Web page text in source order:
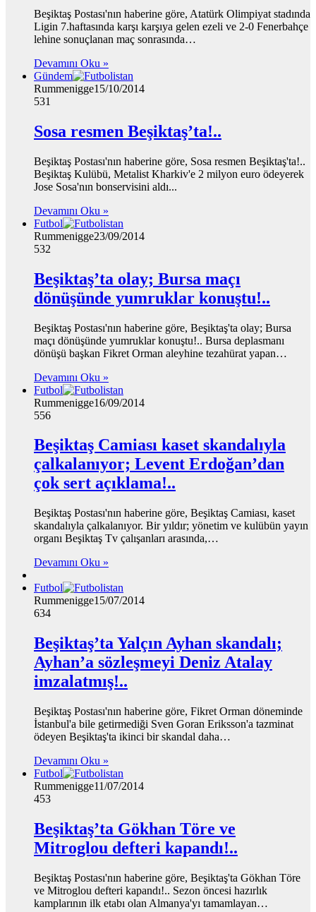
Beşiktaş Postası'nın haberine göre, Atatürk Olimpiyat stadında
Ligin 7.haftasında karşı karşıya gelen ezeli ve 2-0 Fenerbahçe
lehine sonuçlanan maç sonrasında…
Devamını Oku »
Gündem
Rummenigge15/10/2014
531
Sosa resmen Beşiktaş’ta!..
Beşiktaş Postası'nın haberine göre, Sosa resmen Beşiktaş'ta!..
Beşiktaş Kulübü, Metalist Kharkiv'e 2 milyon euro ödeyerek
Jose Sosa'nın bonservisini aldı...
Devamını Oku »
Futbol
Rummenigge23/09/2014
532
Beşiktaş’ta olay; Bursa maçı
dönüşünde yumruklar konuştu!..
Beşiktaş Postası'nın haberine göre, Beşiktaş'ta olay; Bursa
maçı dönüşünde yumruklar konuştu!.. Bursa deplasmanı
dönüşü başkan Fikret Orman aleyhine tezahürat yapan…
Devamını Oku »
Futbol
Rummenigge16/09/2014
556
Beşiktaş Camiası kaset skandalıyla
çalkalanıyor; Levent Erdoğan’dan
çok sert açıklama!..
Beşiktaş Postası'nın haberine göre, Beşiktaş Camiası, kaset
skandalıyla çalkalanıyor. Bir yıldır; yönetim ve kulübün yayın
organı Beşiktaş Tv çalışanları arasında,…
Devamını Oku »
Futbol
Rummenigge15/07/2014
634
Beşiktaş’ta Yalçın Ayhan skandalı;
Ayhan’a sözleşmeyi Deniz Atalay
imzalatmış!..
Beşiktaş Postası'nın haberine göre, Fikret Orman döneminde
İstanbul'a bile getirmediği Sven Goran Eriksson'a tazminat
ödeyen Beşiktaş'ta ikinci bir skandal daha…
Devamını Oku »
Futbol
Rummenigge11/07/2014
453
Beşiktaş’ta Gökhan Töre ve
Mitroglou defteri kapandı!..
Beşiktaş Postası'nın haberine göre, Beşiktaş'ta Gökhan Töre
ve Mitroglou defteri kapandı!.. Sezon öncesi hazırlık
kamplarının ilk etabı olan Almanya'yı tamamlayan…